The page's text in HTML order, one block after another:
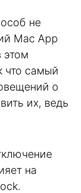
не
Mac App
этом
что самый
о
их, ведь
на